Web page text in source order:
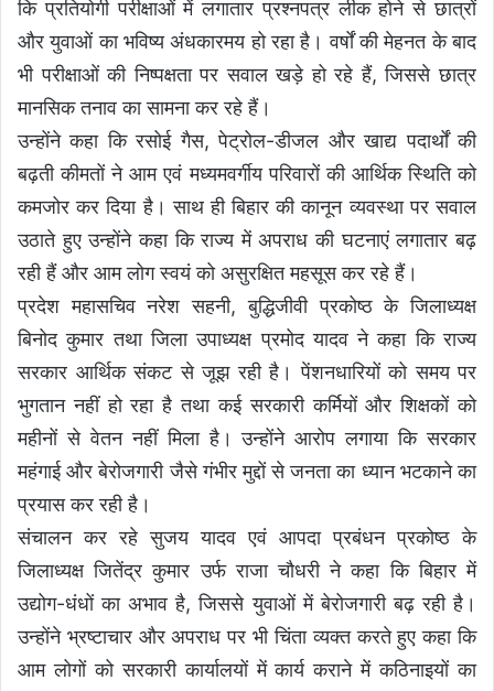
कि प्रतियोगी परीक्षाओं में लगातार प्रश्नपत्र लीक होने से छात्रों
और युवाओं का भविष्य अंधकारमय हो रहा है। वर्षों की मेहनत के बाद
भी परीक्षाओं की निष्पक्षता पर सवाल खड़े हो रहे हैं, जिससे छात्र
मानसिक तनाव का सामना कर रहे हैं।
उन्होंने कहा कि रसोई गैस, पेट्रोल-डीजल और खाद्य पदार्थों की
बढ़ती कीमतों ने आम एवं मध्यमवर्गीय परिवारों की आर्थिक स्थिति को
कमजोर कर दिया है। साथ ही बिहार की कानून व्यवस्था पर सवाल
उठाते हुए उन्होंने कहा कि राज्य में अपराध की घटनाएं लगातार बढ़
रही हैं और आम लोग स्वयं को असुरक्षित महसूस कर रहे हैं।
प्रदेश महासचिव नरेश सहनी, बुद्धिजीवी प्रकोष्ठ के जिलाध्यक्ष
बिनोद कुमार तथा जिला उपाध्यक्ष प्रमोद यादव ने कहा कि राज्य
सरकार आर्थिक संकट से जूझ रही है। पेंशनधारियों को समय पर
भुगतान नहीं हो रहा है तथा कई सरकारी कर्मियों और शिक्षकों को
महीनों से वेतन नहीं मिला है। उन्होंने आरोप लगाया कि सरकार
महंगाई और बेरोजगारी जैसे गंभीर मुद्दों से जनता का ध्यान भटकाने का
प्रयास कर रही है।
संचालन कर रहे सुजय यादव एवं आपदा प्रबंधन प्रकोष्ठ के
जिलाध्यक्ष जितेंद्र कुमार उर्फ राजा चौधरी ने कहा कि बिहार में
उद्योग-धंधों का अभाव है, जिससे युवाओं में बेरोजगारी बढ़ रही है।
उन्होंने भ्रष्टाचार और अपराध पर भी चिंता व्यक्त करते हुए कहा कि
आम लोगों को सरकारी कार्यालयों में कार्य कराने में कठिनाइयों का